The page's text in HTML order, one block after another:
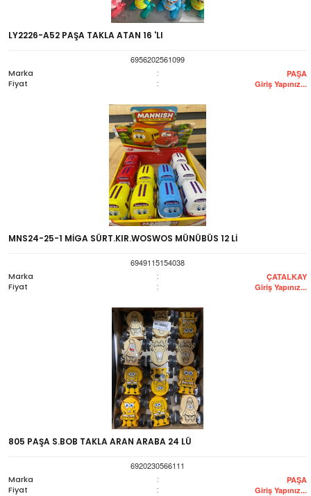
LY2226-A52 PAŞA TAKLA ATAN 16 'LI
6956202561099
Marka
: PAŞA
Fiyat : Giriş Yapınız...
MNS24-25-1 MİGA SÜRT.KIR.WOSWOS MÜNÜBÜS 12 Lİ
6949115154038
Marka
: ÇATALKAY
Fiyat : Giriş Yapınız...
805 PAŞA S.BOB TAKLA ARAN ARABA 24 LÜ
6920230566111
Marka
: PAŞA
Fiyat : Giriş Yapınız...